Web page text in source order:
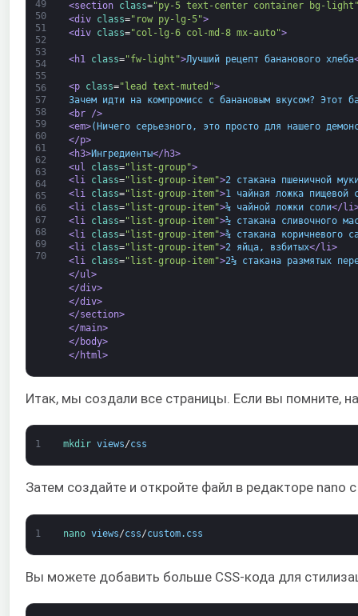
49
50
51
52
53
54
55
56
57
58
59
60
61
62
63
64
65
66
67
68
69
70
<section class="py-5 text-center container bg-
<div class="row py-lg-5">
<div class="col-lg-6 col-md-8 mx-auto">
<h1 class="fw-light">Лучший рецепт бананового хлеба
<p class="lead text-muted">
Зачем идти на компромисс с банановым вкусом? Этот
<br />
<em>(Ничего серьезного, это просто для нашего
</p>
<h3>Ингредиенты</h3>
<ul
class="list-group">
<li class="list-group-item">2 стакана пшеничной
<li class="list-group-item">1 чайная ложка пищевой
<li class="list-group-item">¼ чайной ложки соли</
<li class="list-group-item">½ стакана сливочного
<li
class="list-group-item">¾ стакана коричневого
<li class="list-group-item">2 яйца, взбитых</li>
<li class="list-group-item">2⅓ стакана размятых
</ul>
</div>
</div>
</section>
</main>
</body>
</html>
Итак, мы создали все страницы. Если вы помните,
1 mkdir views/css
Затем создайте и откройте файл в редакторе
1 nano views/css/custom. css
Вы можете добавить больше CSS-кода для